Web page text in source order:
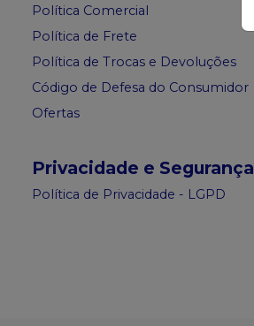
Política Comercial
Política de Frete
Política de Trocas e Devoluções
Código de Defesa do Consumidor
Ofertas
Privacidade e Segurança
Política de Privacidade - LGPD